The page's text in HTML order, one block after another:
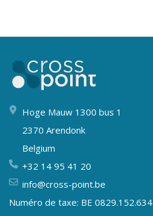
Hoge Mauw 1300 bus 1
2370 Arendonk
Belgium
+32 14 95 41 20
info@cross-point.be
Numéro de taxe: BE 0829.152.634